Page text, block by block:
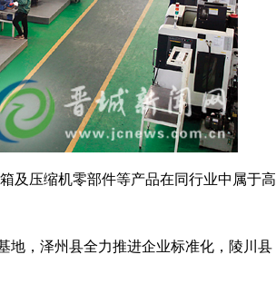
及压缩机零部件等产品在同行业中属于高
地，泽州县全力推进企业标准化，陵川县